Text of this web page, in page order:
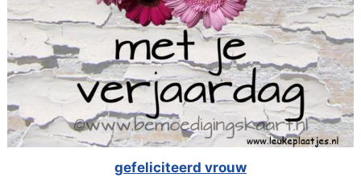
gefeliciteerd vrouw